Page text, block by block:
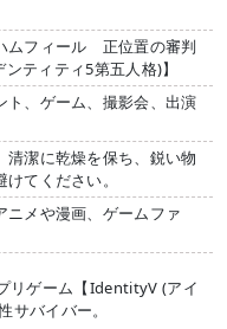
フィール 正位置の審判
ティティ5第五人格)】
ト、ゲーム、撮影会、出演
清潔に乾燥を保ち、鋭い物
てください。
ニメや漫画、ゲームファ
リゲーム【IdentityV (アイ
サバイバー。